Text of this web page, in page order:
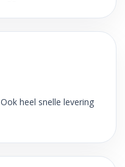
heel snelle levering